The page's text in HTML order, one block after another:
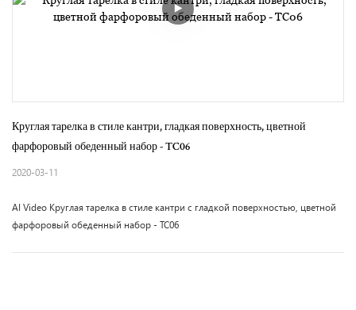
Круглая тарелка в стиле кантри, гладкая поверхность, цветной
фарфоровый обеденный набор - TC06
2020-03-11
AI Video Круглая тарелка в стиле кантри с гладкой поверхностью, цветной
фарфоровый обеденный набор - TC06